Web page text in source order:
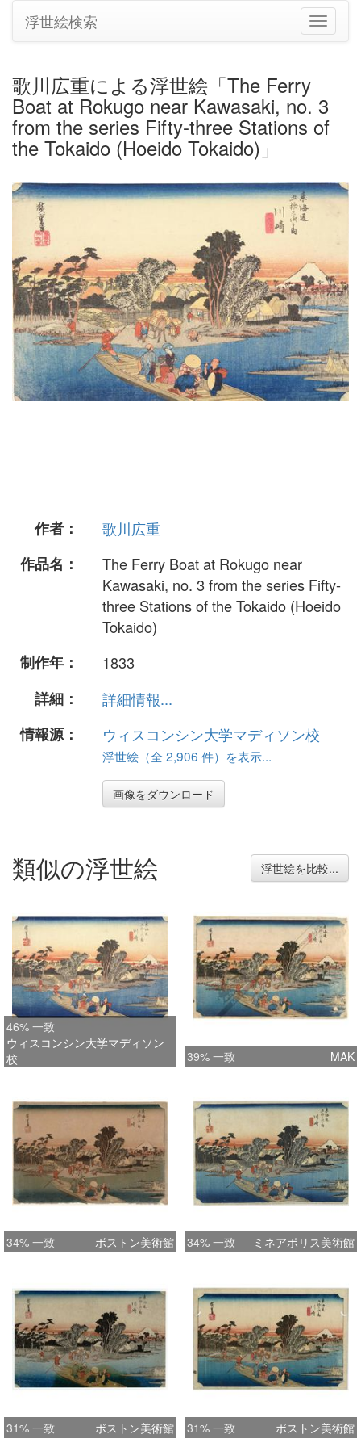
ナ
ビ
ョ
ン
の
替
え
浮世絵検索
歌川広重による浮世絵「The Ferry
Boat at Rokugo near Kawasaki, no. 3
from the series Fifty-three Stations of
the Tokaido (Hoeido Tokaido)」
作者：
歌川広重
作品名：
The Ferry Boat at Rokugo near
Kawasaki, no. 3 from the series Fifty-
three Stations of the Tokaido (Hoeido
Tokaido)
制作年：
1833
詳細：
詳細情報...
情報源：
ウィスコンシン大学マディソン校
浮世絵（全 2,906 件）を表示...
画像をダウンロード
類似の浮世絵 浮世絵を比較...
46% 一致
ウィスコンシン大学マディソン
校
39% 一致 MAK
34% 一致 ボストン美術館 34% 一致 ミネアポリス美術館
31% 一致 ボストン美術館 31% 一致 ボストン美術館